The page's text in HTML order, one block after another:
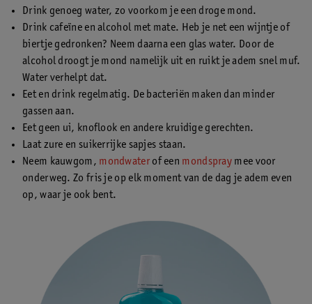
Drink genoeg water, zo voorkom je een droge mond.
Drink cafeïne en alcohol met mate. Heb je net een wijntje of
biertje gedronken? Neem daarna een glas water. Door de
alcohol droogt je mond namelijk uit en ruikt je adem snel muf.
Water verhelpt dat.
Eet en drink regelmatig. De bacteriën maken dan minder
gassen aan.
Eet geen ui, knoflook en andere kruidige gerechten.
Laat zure en suikerrijke sapjes staan.
Neem kauwgom, mondwaterof een mondspray mee voor
onderweg. Zo fris je op elk moment van de dag je adem even
op, waar je ook bent.